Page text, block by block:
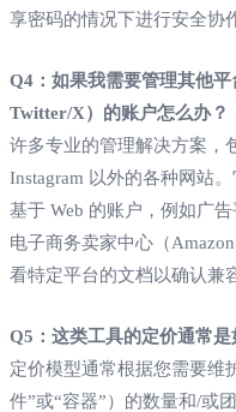
享密码的情况下进行安全协
Q4：如果我需要管理其他
Twitter/X）的账户怎么办？
许多专业的管理解决方案，
Instagram 以外的各种网站
基于 Web 的账户，例如广告
电子商务卖家中心（
看特定平台的文档以确认兼
Q5：这类工具的定价通常是
定价模型通常根据您需要维
件”或“容器”）的数量和/或